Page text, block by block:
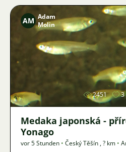
Bild
AM Adam
Molin
2451 3
Medaka japonská -
Yonago
vor 5 Stunden • Český Těšín ,? km •